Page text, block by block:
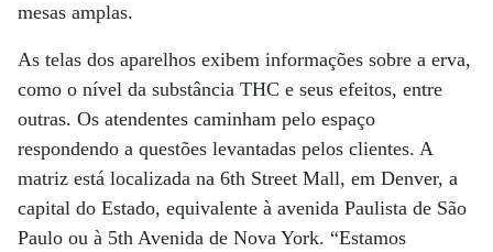
mesas amplas.
As telas dos aparelhos exibem informações sobre a erva,
como o nível da substância THC e seus efeitos, entre
outras. Os atendentes caminham pelo espaço
respondendo a questões levantadas pelos clientes. A
matriz está localizada na 6th Street Mall, em Denver, a
capital do Estado, equivalente à avenida Paulista de São
Paulo ou à 5th Avenida de Nova York. “Estamos